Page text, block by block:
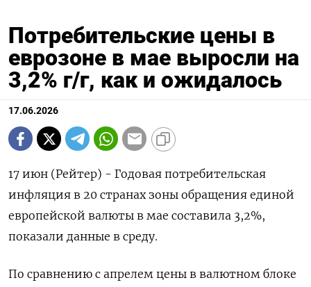
Потребительские цены в
еврозоне в мае выросли на
3,2% г/г, как и ожидалось
17.06.2026
17 июн (Рейтер) - Годовая ‌потребительская
инфляция ​в ​20 странах ​зоны ⁠обращения единой
‌европейской ‌валюты в ​мае ‌составила 3,2%, ​
показали данные ‌в среду.
По сравнению ​с ​апрелем ‌цены ​в валютном блоке